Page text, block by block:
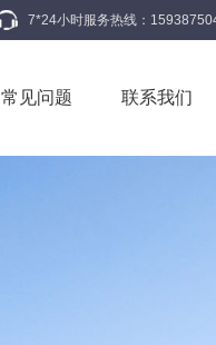
7*24小时服务热线：
常见问题 联系我们